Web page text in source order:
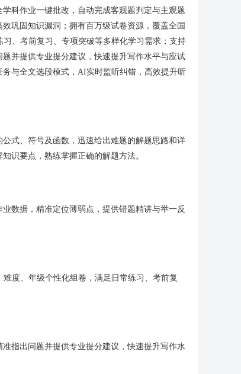
科作业一键批改，自动完成客观题判定与主观题
巩固知识漏洞；拥有百万级试卷资源，覆盖全国
、考前复习、专项突破等多样化学习需求；支持
并提供专业提分建议，快速提升写作水平与应试
与全文选段模式，AI实时监听纠错，高效提升听
式、符号及函数，迅速给出难题的解题思路和详
识要点，熟练掌握正确的解题方法。
数据，精准定位薄弱点，提供错题精讲与举一反
度、年级个性化组卷，满足日常练习、考前复
指出问题并提供专业提分建议，快速提升写作水